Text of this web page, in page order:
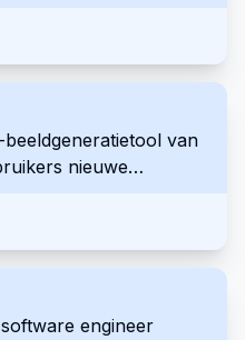
voor een
van
nieuwe
prompts in plaats van
engineer